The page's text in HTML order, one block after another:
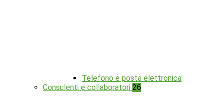
Telefono e posta elettronica
Consulenti e collaboratori 26